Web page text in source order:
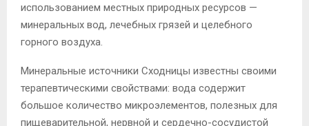
использованием местных природных ресурсов —
минеральных вод, лечебных грязей и целебного
горного воздуха.
Минеральные источники Сходницы известны своими
терапевтическими свойствами: вода содержит
большое количество микроэлементов, полезных для
пищеварительной, нервной и сердечно-сосудистой